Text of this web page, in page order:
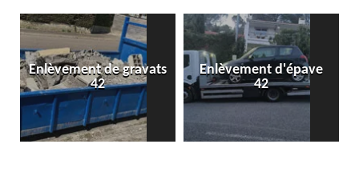
Enlèvement de gravats
42
Enlèvement d'épave
42